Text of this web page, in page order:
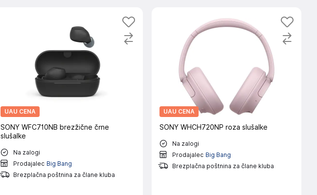
UAU CENA
SONY WFC710NB brezžične črne
slušalke
Na zalogi
Prodajalec Big Bang
Brezplačna poštnina za člane kluba
UAU CENA
SONY WHCH720NP roza slušalke
Na zalogi
Prodajalec Big Bang
Brezplačna poštnina za člane kluba